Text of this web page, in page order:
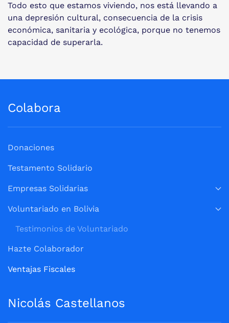
Todo esto que estamos viviendo, nos está llevando a
una depresión cultural, consecuencia de la crisis
económica, sanitaria y ecológica, porque no tenemos
capacidad de superarla.
Colabora
Donaciones
Testamento Solidario
Empresas Solidarias
Voluntariado en Bolivia
Testimonios de Voluntariado
Hazte Colaborador
Ventajas Fiscales
Nicolás Castellanos